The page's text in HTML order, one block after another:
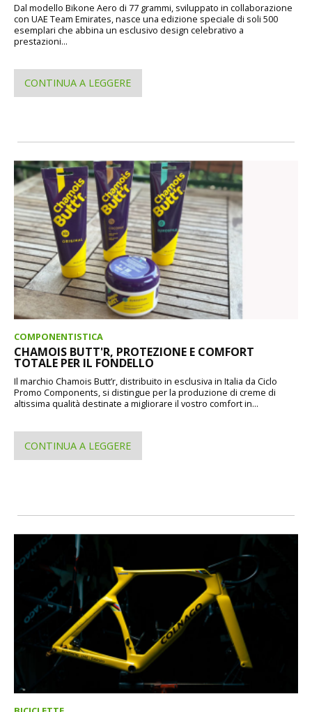
Dal modello Bikone Aero di 77 grammi, sviluppato in collaborazione
con UAE Team Emirates, nasce una edizione speciale di soli 500
esemplari che abbina un esclusivo design celebrativo a
prestazioni...
CONTINUA A LEGGERE
COMPONENTISTICA
CHAMOIS BUTT'R, PROTEZIONE E COMFORT
TOTALE PER IL FONDELLO
Il marchio Chamois Butt’r, distribuito in esclusiva in Italia da Ciclo
Promo Components, si distingue per la produzione di creme di
altissima qualità destinate a migliorare il vostro comfort in...
CONTINUA A LEGGERE